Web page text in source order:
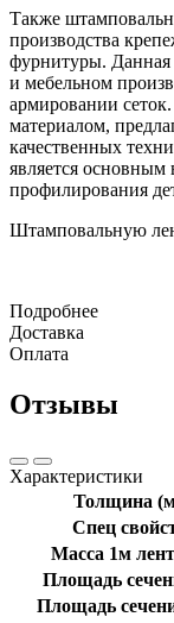
Также
производства
фурнитуры. Данная
и мебельном
армировании
материалом,
качественных
является основным
профилирования
Штамповальную
Подробнее
Доставка
Оплата
Отзывы
Характеристики
Толщина
Спец
Масса 1м
Площадь
Площадь